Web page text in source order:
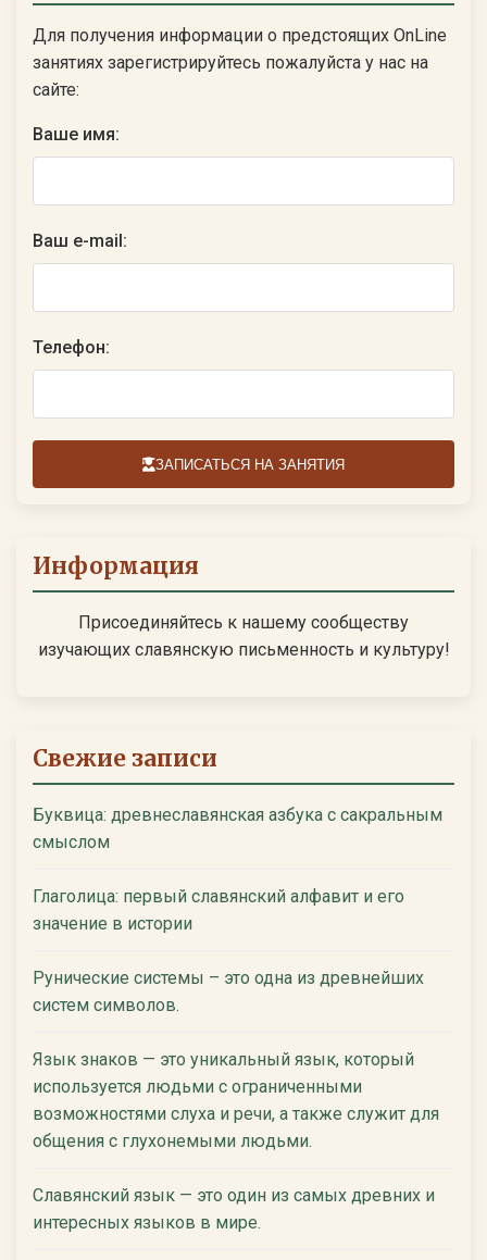
Для получения информации о предстоящих OnLine
занятиях зарегистрируйтесь пожалуйста у нас на
сайте:
Ваше имя:
Ваш e-mail:
Телефон:
ЗАПИСАТЬСЯ НА ЗАНЯТИЯ
Информация
Присоединяйтесь к нашему сообществу
изучающих славянскую письменность и культуру!
Свежие записи
Буквица: древнеславянская азбука с сакральным
смыслом
Глаголица: первый славянский алфавит и его
значение в истории
Рунические системы – это одна из древнейших
систем символов.
Язык знаков — это уникальный язык, который
используется людьми с ограниченными
возможностями слуха и речи, а также служит для
общения с глухонемыми людьми.
Славянский язык — это один из самых древних и
интересных языков в мире.